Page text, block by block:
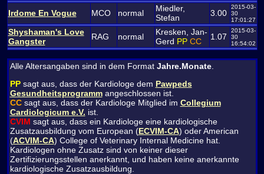
Irdome En Vogue MCO normal
Miedler,
Stefan
3.00
2015-03-
30
17:01:27
Shyshaman's Love
Gangster
RAG normal
Kresken, Jan-
Gerd PPCC 1.07
2015-03-
30
16:54:02
Alle Altersangaben sind in dem Format Jahre.Monate.
PPsagt aus, dass der Kardiologe dem Pawpeds
Gesundheitsprogrammangeschlossen ist.
CCsagt aus, dass der Kardiologe Mitglied im Collegium
Cardiologicum e.V. ist.
CVIM sagt aus, dass ein Kardiologe eine kardiologische
Zusatzausbildung vom European (ECVIM-CA) oder American
(ACVIM-CA) College of Veterinary Internal Medicine hat.
Kardiologen ohne Zusatz sind von keiner dieser
Zertifizierungsstellen anerkannt, und haben keine anerkannte
kardiologische Zusatzausbildung.